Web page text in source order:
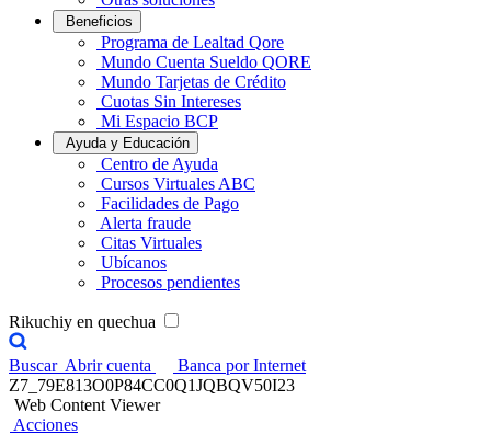
Beneficios
Programa de Lealtad Qore
Mundo Cuenta Sueldo QORE
Mundo Tarjetas de Crédito
Cuotas Sin Intereses
Mi Espacio BCP
Ayuda y Educación
Centro de Ayuda
Cursos Virtuales ABC
Facilidades de Pago
Alerta fraude
Citas Virtuales
Ubícanos
Procesos pendientes
Rikuchiy en quechua
Buscar Abrir cuenta
Banca por Internet
Z7_79E813O0P84CC0Q1JQBQV50I23
Web Content Viewer
Acciones